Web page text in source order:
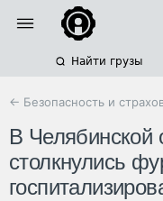
Найти грузы
← Безопасность и
В Челябинской
столкнулись